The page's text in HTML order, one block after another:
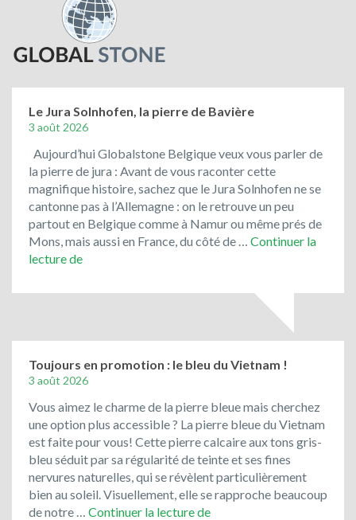
Le Jura Solnhofen, la pierre de Bavière
3 août 2026
Aujourd’hui Globalstone Belgique veux vous parler de
la pierre de jura : Avant de vous raconter cette
magnifique histoire, sachez que le Jura Solnhofen ne se
cantonne pas à l’Allemagne : on le retrouve un peu
partout en Belgique comme à Namur ou même prés de
Mons, mais aussi en France, du côté de … Continuer la
lecture deLe
Solnhofen,
de
Bavière
Toujours en promotion : le bleu du Vietnam !
3 août 2026
Vous aimez le charme de la pierre bleue mais cherchez
une option plus accessible ? La pierre bleue du Vietnam
est faite pour vous! Cette pierre calcaire aux tons gris-
bleu séduit par sa régularité de teinte et ses fines
nervures naturelles, qui se révèlent particulièrement
bien au soleil. Visuellement, elle se rapproche beaucoup
de notre … Continuer la lecture deToujours